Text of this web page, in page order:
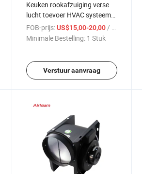
Keuken rookafzuiging verse
lucht toevoer HVAC systeem
inline centrifugaal ventilator
ventilator
FOB-prijs: US$15,00-20,00 / Stuk
Minimale Bestelling: 1 Stuk
Verstuur aanvraag